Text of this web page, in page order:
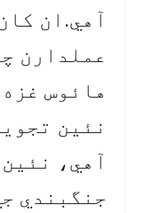
آهي.ان
عملدارن
هائوس غزه
نئين
آهي،
جنگبندي